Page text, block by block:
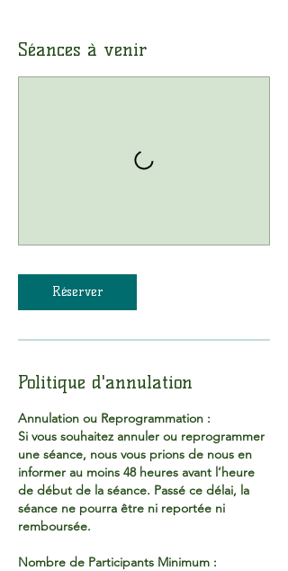
Séances à venir
Réserver
Politique d'annulation
Annulation ou Reprogrammation :
Si vous souhaitez annuler ou reprogrammer
une séance, nous vous prions de nous en
informer au moins 48 heures avant l’heure
de début de la séance. Passé ce délai, la
séance ne pourra être ni reportée ni
remboursée.
Nombre de Participants Minimum :